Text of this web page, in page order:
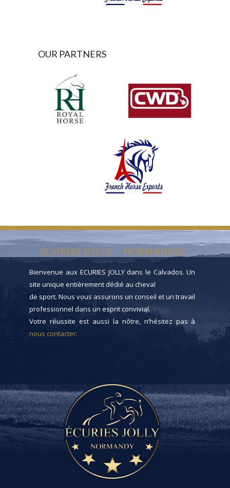
OUR PARTNERS
ÉCURIES JOLLY – NORMANDIE
Bienvenue aux ECURIES JOLLY dans le Calvados. Un
site unique entièrement dédié au cheval
de sport. Nous vous assurons un conseil et un travail
professionnel dans un esprit convivial.
Votre réussite est aussi la nôtre, n’hésitez pas à
nous contacter.